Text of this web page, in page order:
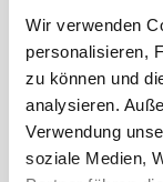
Wir verwenden
personalisieren,
zu können und
analysieren.
Verwendung
soziale Medien,